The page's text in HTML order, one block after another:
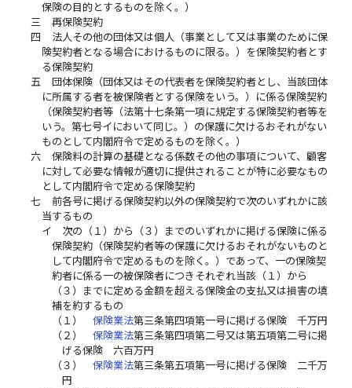
保険の目的とするものを除く。）
三
再保険契約
四
法人その他の団体又は個人（事業として又は事業のために保
険契約者となる場合におけるものに限る。）を保険契約者とす
る保険契約
五
団体保険（団体又はその代表者を保険契約者とし、当該団体
に所属する者を被保険者とする保険をいう。）に係る保険契約
（保険契約者等（法第十七条第一項に規定する保険契約者等を
いう。第七号イにおいて同じ。）の保護に欠けるおそれがない
ものとして内閣府令で定めるものを除く。）
六
保険料の計算の基礎となる係数その他の事項について、顧客
に対して必要な情報が適切に提供されることが特に必要なもの
として内閣府令で定める保険契約
七
前各号に掲げる保険契約以外の保険契約で次のいずれかに該
当するもの
イ
次の（１）から（３）までのいずれかに掲げる保険に係る
保険契約（保険契約者等の保護に欠けるおそれがないものと
して内閣府令で定めるものを除く。）であって、一の保険契
約者に係る一の被保険者につきそれぞれ当該（１）から
（３）までに定める金額を超える保険金の支払又は損害の填
補を約するもの
（１）
保険業法第三条第四項第一号に掲げる保険 千万円
（２）
保険業法第三条第四項第二号又は第五項第二号に掲
げる保険 六百万円
（３）
保険業法第三条第五項第一号に掲げる保険 二千万
円